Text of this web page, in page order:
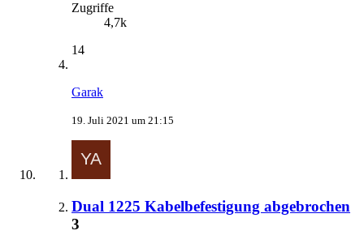
Zugriffe
4,7k
14
Garak
19. Juli 2021 um 21:15
Dual 1225 Kabelbefestigung abgebrochen
3